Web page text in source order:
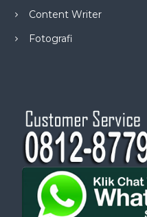
Content Writer
Fotografi